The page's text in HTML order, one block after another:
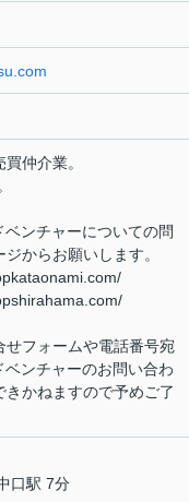
仲介業。
ンチャーについての問
からお願いします。
フォームや電話番号宛
ンチャーのお問い合わ
かねますので予めご了
口駅 7分